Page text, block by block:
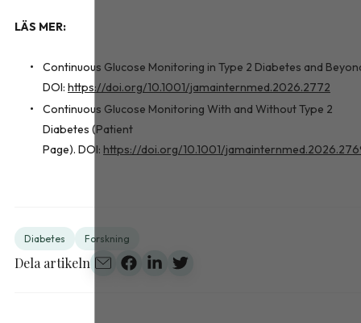
LÄS MER:
Continuous Glucose Monitoring in Type 2 Diabetes and
DOI: https://doi.org/10.1001/jamainternmed.2026.2772
Continuous Glucose Monitoring With and Without Type 2
Diabetes (Patient
Page). DOI: https://doi.org/10.1001/
Diabetes Forskning
Dela artikeln